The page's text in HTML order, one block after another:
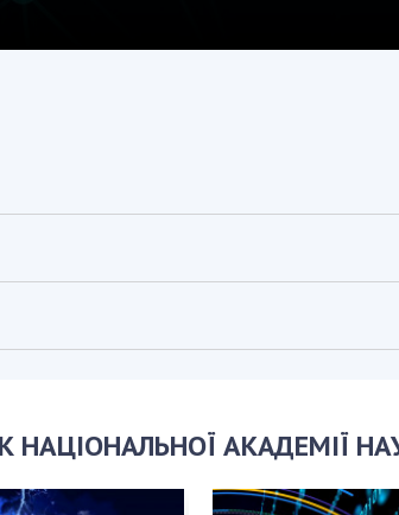
АКАДЕМІЇ